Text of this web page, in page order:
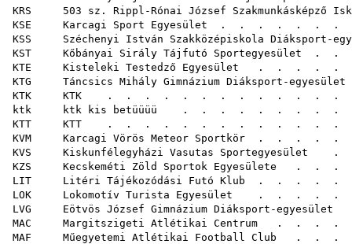
KRS 503 sz. Rippl-Rónai József Szakmunkásképző
KSE Karcagi Sport Egyesület . . . . . . .
KSS Széchenyi István Szakközépiskola Diáksport-
KST Kőbányai Sirály Tájfutó Sportegyesület . .
KTE Kisteleki Testedző Egyesület . . . . .
KTG Táncsics Mihály Gimnázium Diáksport-egyesület
KTK KTK . . . . . . . . . . .
ktk ktk kis betüüüü . . . . . . .
KTT KTT . . . . . . . . . . .
KVM Karcagi Vörös Meteor Sportkör . . . . .
KVS Kiskunfélegyházi Vasutas Sportegyesület . . .
KZS Kecskeméti Zöld Sportok Egyesülete . . . .
LIT Litéri Tájékozódási Futó Klub . . . . .
LOK Lokomotív Turista Egyesület . . . . . .
LVG Eötvös József Gimnázium Diáksport-egyesület
MAC Margitszigeti Atlétikai Centrum . . . . .
MAF Műegyetemi Atlétikai Football Club . . . .